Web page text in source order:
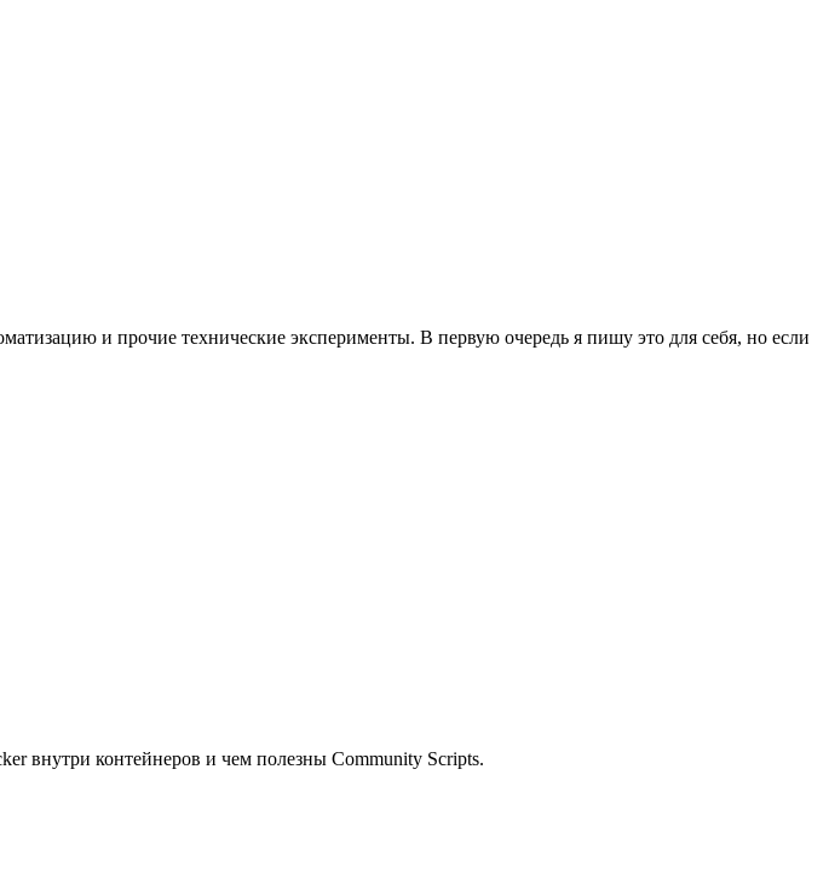
и прочие технические эксперименты. В первую очередь я пишу это для себя, но если
внутри контейнеров и чем полезны Community Scripts.